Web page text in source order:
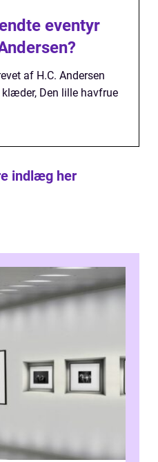
eventyr
af H.C. Andersen
klæder, Den lille havfrue
indlæg her